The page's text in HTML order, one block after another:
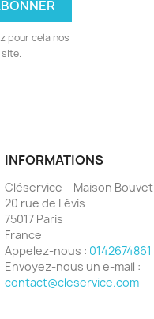
pour cela nos
INFORMATIONS
Cléservice – Maison Bouvet
20 rue de Lévis
75017 Paris
France
Appelez-nous : 0142674861
Envoyez-nous un e-mail :
contact@cleservice.com